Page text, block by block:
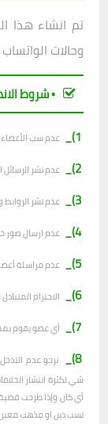
تم انشاء هذا
وحالات
▪︎ شروط
1)_
عدم سب الأعضاء
2)_ عدم نشر الرسائل
3)_ عدم نشر الروابط
4)_ عدم ارسال صور
5)_ عدم مراسلة
6)_ الاحترام
7)_ أي عضو يقوم
8)_
نرجو عدم
شي لكثرة انتشار
أي كان وإذا طرحت
تسب دين او مذهب